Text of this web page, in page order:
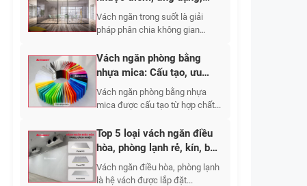
phân loại 2026
Vách ngăn trong suốt là giải
pháp phân chia không gian
Vách ngăn phòng bằng
nhựa mica: Cấu tạo, ưu
nhược điểm, báo giá 2026
Vách ngăn phòng bằng nhựa
mica được cấu tạo từ hợp chất...
Top 5 loại vách ngăn điều
hòa, phòng lạnh rẻ, kín, bền
2026
Vách ngăn điều hòa, phòng lạnh
là hệ vách được lắp đặt...